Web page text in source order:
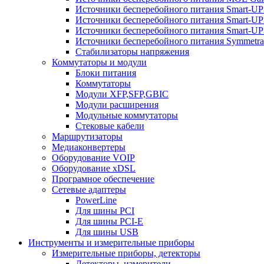
Источники бесперебойного питания Smart-
Источники бесперебойного питания Smart-
Источники бесперебойного питания Smart-
Источники бесперебойного питания Symmetra
Стабилизаторы напряжения
Коммутаторы и модули
Блоки питания
Коммутаторы
Модули XFP,SFP,GBIC
Модули расширения
Модульные коммутаторы
Стековые кабели
Маршрутизаторы
Медиаконвертеры
Оборудование VOIP
Оборудование xDSL
Програмное обеспечение
Сетевые адаптеры
PowerLine
Для шины PCI
Для шины PCI-E
Для шины USB
Инструменты и измерительные приборы
Измерительные приборы, детекторы